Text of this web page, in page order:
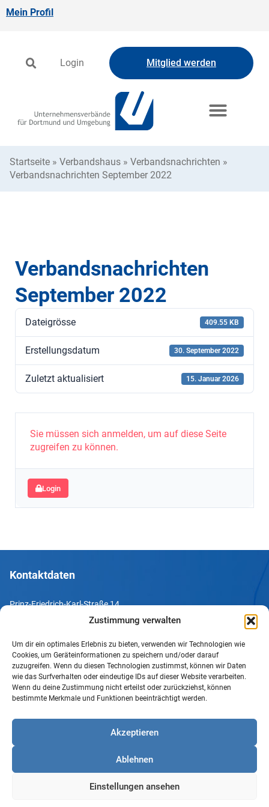
Zustimmung verwalten
Um dir ein optimales Erlebnis zu bieten, verwenden wir Technologien wie
Cookies, um Geräteinformationen zu speichern und/oder darauf
zuzugreifen. Wenn du diesen Technologien zustimmst, können wir Daten
wie das Surfverhalten oder eindeutige IDs auf dieser Website verarbeiten.
Wenn du deine Zustimmung nicht erteilst oder zurückziehst, können
bestimmte Merkmale und Funktionen beeinträchtigt werden.
Akzeptieren
Ablehnen
Einstellungen ansehen
Mein Profil
Login Mitglied werden
Startseite » Verbandshaus » Verbandsnachrichten »
Verbandsnachrichten September 2022
Verbandsnachrichten
September 2022
Dateigrösse 409.55 KB
Erstellungsdatum 30. September 2022
Zuletzt aktualisiert 15. Januar 2026
Sie müssen sich anmelden, um auf diese Seite
zugreifen zu können.
Login
Kontaktdaten
Prinz-Friedrich-Karl-Straße 14
Tel. +49 231 952052-10
Fax +49 231 952052-60
e-Mail info@uv-do.de
Internet www.uv-do.de
Impressum